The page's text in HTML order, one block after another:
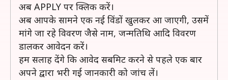
अब APPLY पर क्लिक करें।
अब आपके सामने एक नई विंडों खुलकर आ जाएगी, उसमें
मांगे जा रहे विवरण जैसे नाम, जन्मतिथि आदि विवरण
डालकर आवेदन करें।
हम सलाह देंगे कि आवेद सबमिट करने से पहले एक बार
अपने द्वारा भरी गई जानकारी को जांच लें।